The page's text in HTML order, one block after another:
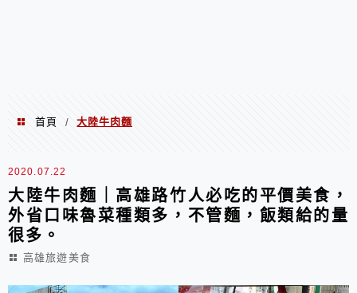
首頁 / 大陸牛肉麵
大陸牛肉麵
2020.07.22
大陸牛肉麵｜高雄路竹人必吃的平價美食，
外省口味魯菜種類多，不管麵，飯類給的量
很多。
高雄旅遊美食